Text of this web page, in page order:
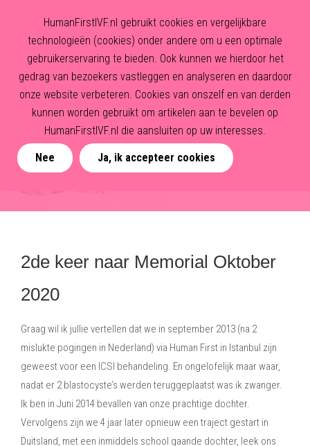
2de keer naar Memorial Oktober
2020
Graag wil ik jullie vertellen dat we in september 2013 (na 2
mislukte pogingen in Nederland) via Human First in Istanbul zijn
geweest voor een ICSI behandeling. En ongelofelijk maar waar,
nadat er 2 blastocyste’s werden teruggeplaatst was ik zwanger.
Ik ben in Juni 2014 bevallen van onze prachtige dochter.
Vervolgens zijn we 4 jaar later opnieuw een traject gestart in
Duitsland, met een inmiddels school gaande dochter, leek ons
HumanFirstIVF.nl gebruikt cookies en vergelijkbare
technologieën (cookies) onder andere om u een optimale
gebruikerservaring te bieden. Ook kunnen we hierdoor het
gedrag van bezoekers vastleggen en analyseren en daardoor
onze website verbeteren. Cookies van onszelf en van derden
kunnen worden gebruikt om artikelen aan te bevelen op
HumanFirstIVF.nl die aansluiten op uw interesses.
Nee Ja, ik accepteer cookies